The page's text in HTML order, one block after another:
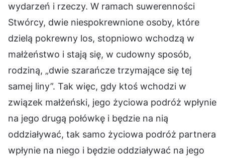
wydarzeń i rzeczy. W ramach suwerenności
Stwórcy, dwie niespokrewnione osoby, które
dzielą pokrewny los, stopniowo wchodzą w
małżeństwo i stają się, w cudowny sposób,
rodziną, „dwie szarańcze trzymające się tej
samej liny”. Tak więc, gdy ktoś wchodzi w
związek małżeński, jego życiowa podróż wpłynie
na jego drugą połówkę i będzie na nią
oddziaływać, tak samo życiowa podróż partnera
wpłynie na niego i będzie oddziaływać na jego